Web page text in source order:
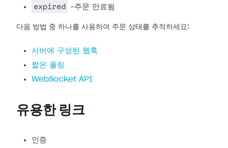
expired -주문 만료됨
다음 방법 중 하나를 사용하여 주문 상태를 추적하세요:
서버에 구성된 웹훅
짧은 폴링
WebSocket API
유용한 링크
인증